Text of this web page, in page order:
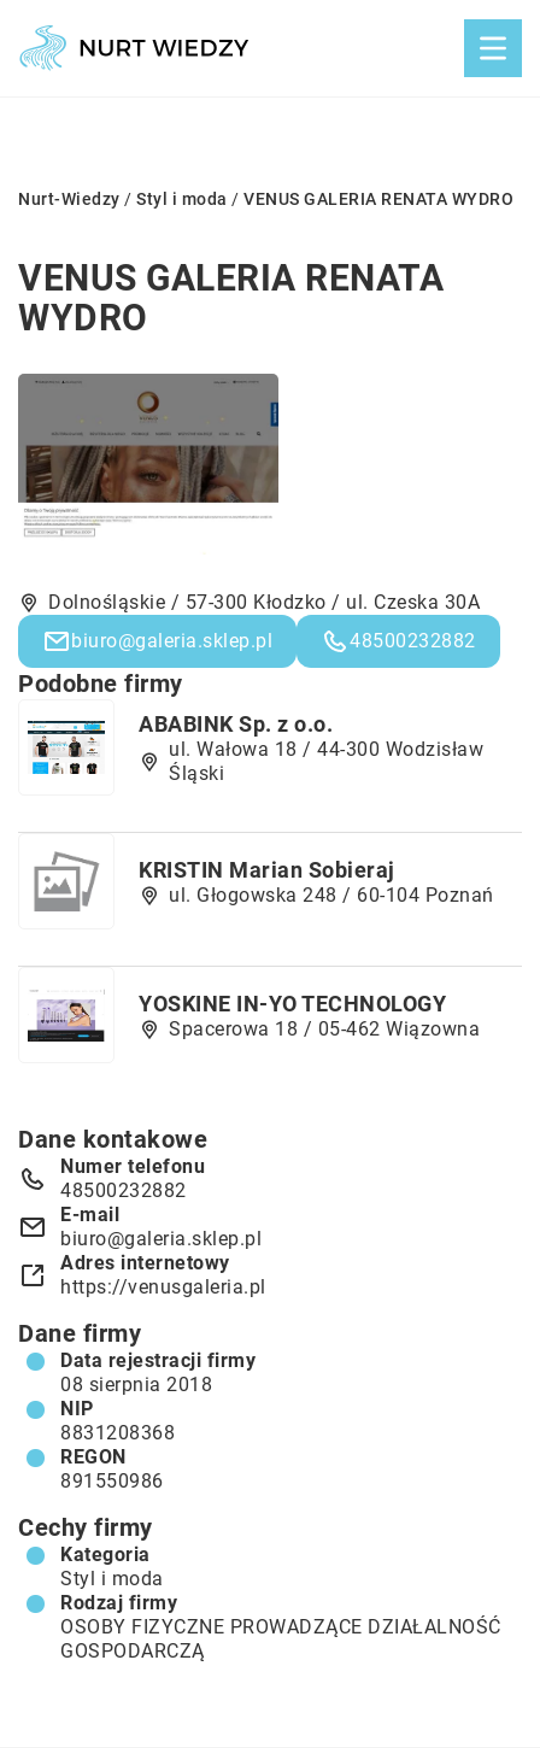
Nurt-Wiedzy / Styl i moda / VENUS GALERIA RENATA WYDRO
VENUS GALERIA RENATA
WYDRO
Dolnośląskie / 57-300 Kłodzko / ul. Czeska 30A
biuro@galeria.sklep.pl
48500232882
Podobne firmy
ABABINK Sp. z o.o.
ul. Wałowa 18 / 44-300 Wodzisław
Śląski
KRISTIN Marian Sobieraj
ul. Głogowska 248 / 60-104 Poznań
YOSKINE IN-YO TECHNOLOGY
Spacerowa 18 / 05-462 Wiązowna
Dane kontakowe
Numer telefonu
48500232882
E-mail
biuro@galeria.sklep.pl
Adres internetowy
https://venusgaleria.pl
Dane firmy
Data rejestracji firmy
08 sierpnia 2018
NIP
8831208368
REGON
891550986
Cechy firmy
Kategoria
Styl i moda
Rodzaj firmy
OSOBY FIZYCZNE PROWADZĄCE DZIAŁALNOŚĆ
GOSPODARCZĄ